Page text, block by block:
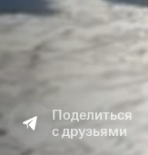
Поделиться
с друзьями